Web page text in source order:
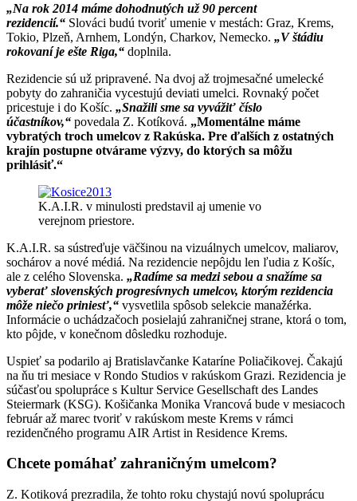
„Na rok 2014 máme dohodnutých už 90 percent
rezidencií.“ Slováci budú tvoriť umenie v mestách: Graz, Krems,
Tokio, Plzeň, Arnhem, Londýn, Charkov, Nemecko. „V štádiu
rokovaní je ešte Riga,“ doplnila.
Rezidencie sú už pripravené. Na dvoj až trojmesačné umelecké
pobyty do zahraničia vycestujú deviati umelci. Rovnaký počet
pricestuje i do Košíc. „Snažili sme sa vyvážiť číslo
účastníkov,“ povedala Z. Kotíková. „Momentálne máme
vybratých troch umelcov z Rakúska. Pre ďalších z ostatných
krajín postupne otvárame výzvy, do ktorých sa môžu
prihlásiť.“
K.A.I.R. v minulosti predstavil aj umenie vo
verejnom priestore.
K.A.I.R. sa sústreďuje väčšinou na vizuálnych umelcov, maliarov,
sochárov a nové médiá. Na rezidencie nepôjdu len ľudia z Košíc,
ale z celého Slovenska. „Radíme sa medzi sebou a snažíme sa
vyberať slovenských progresívnych umelcov, ktorým rezidencia
môže niečo priniesť,“ vysvetlila spôsob selekcie manažérka.
Informácie o uchádzačoch posielajú zahraničnej strane, ktorá o tom,
kto pôjde, v konečnom dôsledku rozhoduje.
Uspieť sa podarilo aj Bratislavčanke Kataríne Poliačikovej. Čakajú
na ňu tri mesiace v Rondo Studios v rakúskom Grazi. Rezidencia je
súčasťou spolupráce s Kultur Service Gesellschaft des Landes
Steiermark (KSG). Košičanka Monika Vrancová bude v mesiacoch
február až marec tvoriť v rakúskom meste Krems v rámci
rezidenčného programu AIR Artist in Residence Krems.
Chcete pomáhať zahraničným umelcom?
Z. Kotiková prezradila, že tohto roku chystajú novú spoluprácu